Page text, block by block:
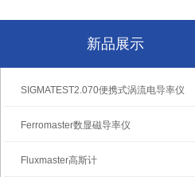
新品展示
SIGMATEST2.070便携式涡流电导率仪
Ferromaster数显磁导率仪
Fluxmaster高斯计